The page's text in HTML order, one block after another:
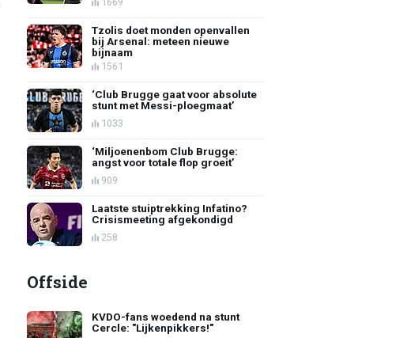
Tzolis doet monden openvallen
bij Arsenal: meteen nieuwe
bijnaam
1561
‘Club Brugge gaat voor absolute
stunt met Messi-ploegmaat’
1033
‘Miljoenenbom Club Brugge:
angst voor totale flop groeit’
909
Laatste stuiptrekking Infatino?
Crisismeeting afgekondigd
258
Offside
KVDO-fans woedend na stunt
Cercle: "Lijkenpikkers!"